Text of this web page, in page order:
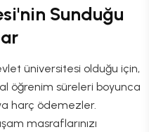
Sunduğu
üniversitesi olduğu için,
öğrenim süreleri boyunca
harç ödemezler.
masraflarınızı